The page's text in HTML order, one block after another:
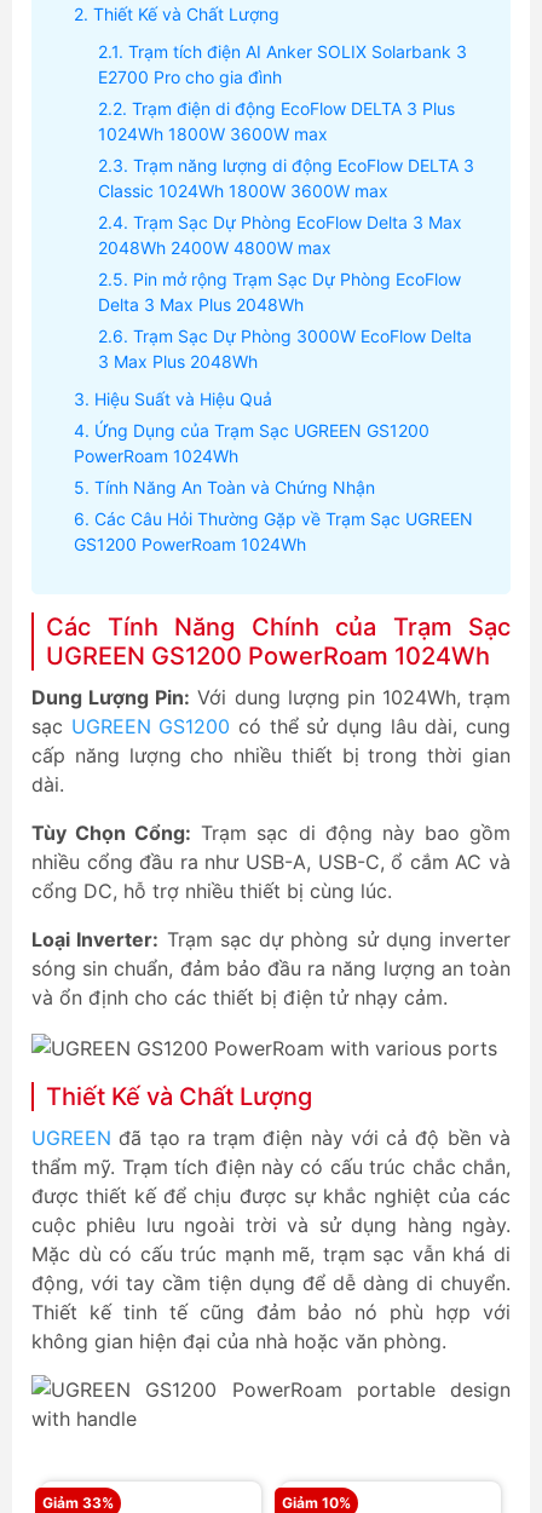
Thiết Kế và Chất Lượng
Trạm tích điện AI Anker SOLIX Solarbank 3
E2700 Pro cho gia đình
Trạm điện di động EcoFlow DELTA 3 Plus
1024Wh 1800W 3600W max
Trạm năng lượng di động EcoFlow DELTA 3
Classic 1024Wh 1800W 3600W max
Trạm Sạc Dự Phòng EcoFlow Delta 3 Max
2048Wh 2400W 4800W max
Pin mở rộng Trạm Sạc Dự Phòng EcoFlow
Delta 3 Max Plus 2048Wh
Trạm Sạc Dự Phòng 3000W EcoFlow Delta
3 Max Plus 2048Wh
Hiệu Suất và Hiệu Quả
Ứng Dụng của Trạm Sạc UGREEN GS1200
PowerRoam 1024Wh
Tính Năng An Toàn và Chứng Nhận
Các Câu Hỏi Thường Gặp về Trạm Sạc UGREEN
GS1200 PowerRoam 1024Wh
Các Tính Năng Chính của Trạm Sạc
UGREEN GS1200 PowerRoam 1024Wh
Dung Lượng Pin: Với dung lượng pin 1024Wh, trạm
sạc UGREEN GS1200 có thể sử dụng lâu dài, cung
cấp năng lượng cho nhiều thiết bị trong thời gian
dài.
Tùy Chọn Cổng: Trạm sạc di động này bao gồm
nhiều cổng đầu ra như USB-A, USB-C, ổ cắm AC và
cổng DC, hỗ trợ nhiều thiết bị cùng lúc.
Loại Inverter: Trạm sạc dự phòng sử dụng inverter
sóng sin chuẩn, đảm bảo đầu ra năng lượng an toàn
và ổn định cho các thiết bị điện tử nhạy cảm.
Thiết Kế và Chất Lượng
UGREEN đã tạo ra trạm điện này với cả độ bền và
thẩm mỹ. Trạm tích điện này có cấu trúc chắc chắn,
được thiết kế để chịu được sự khắc nghiệt của các
cuộc phiêu lưu ngoài trời và sử dụng hàng ngày.
Mặc dù có cấu trúc mạnh mẽ, trạm sạc vẫn khá di
động, với tay cầm tiện dụng để dễ dàng di chuyển.
Thiết kế tinh tế cũng đảm bảo nó phù hợp với
không gian hiện đại của nhà hoặc văn phòng.
Giảm 33% Giảm 10%